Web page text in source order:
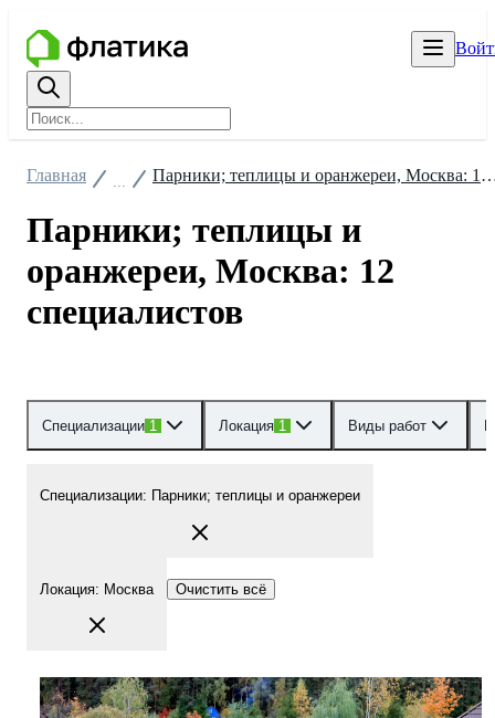
Главная Парники; теплицы и оранжереи,
Парники; теплицы и
оранжереи, Москва: 12
специалистов
Специализации 1 Локация 1 Виды работ
Специализации: Парники; теплицы и оранжереи
Локация: Москва Очистить всё